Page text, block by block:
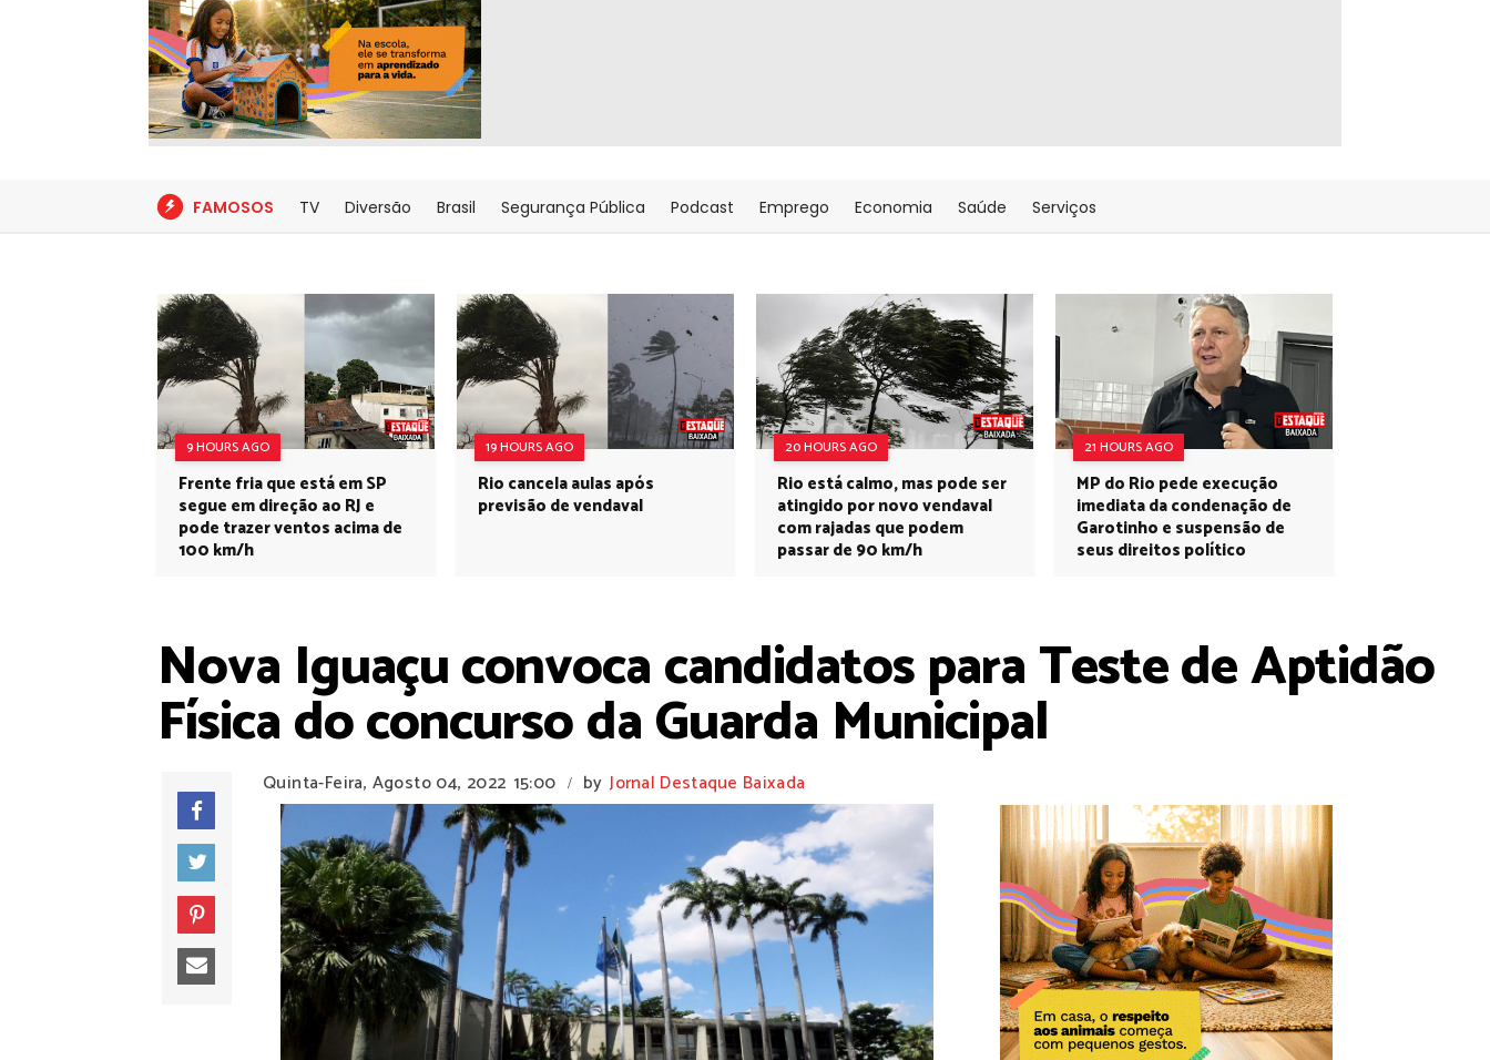
FAMOSOS TV Diversão Brasil Segurança Pública Podcast Emprego Economia Saúde Serviços
9 HOURS AGO
Frente fria que está em SP
segue em direção ao RJ e
pode trazer ventos acima de
100 km/h
19 HOURS AGO
Rio cancela aulas após
previsão de vendaval
20 HOURS AGO
Rio está calmo, mas pode ser
atingido por novo vendaval
com rajadas que podem
passar de 90 km/h
21 HOURS AGO
MP do Rio pede execução
imediata da condenação de
Garotinho e suspensão de
seus direitos político
Nova Iguaçu convoca candidatos para Teste de Aptidão
Física do concurso da Guarda Municipal
Quinta-Feira, Agosto 04, 2022 15:00 / by Jornal Destaque Baixada